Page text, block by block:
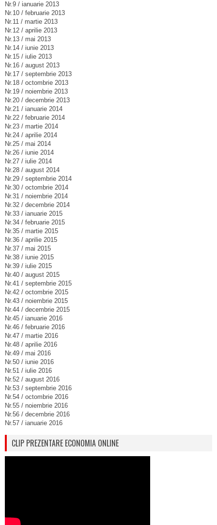
Nr.9 / ianuarie 2013
Nr.10 / februarie 2013
Nr.11 / martie 2013
Nr.12 / aprilie 2013
Nr.13 / mai 2013
Nr.14 / iunie 2013
Nr.15 / iulie 2013
Nr.16 / august 2013
Nr.17 / septembrie 2013
Nr.18 / octombrie 2013
Nr.19 / noiembrie 2013
Nr.20 / decembrie 2013
Nr.21 / ianuarie 2014
Nr.22 / februarie 2014
Nr.23 / martie 2014
Nr.24 / aprilie 2014
Nr.25 / mai 2014
Nr.26 / iunie 2014
Nr.27 / iulie 2014
Nr.28 / august 2014
Nr.29 / septembrie 2014
Nr.30 / octombrie 2014
Nr.31 / noiembrie 2014
Nr.32 / decembrie 2014
Nr.33 / ianuarie 2015
Nr.34 / februarie 2015
Nr.35 / martie 2015
Nr.36 / aprilie 2015
Nr.37 / mai 2015
Nr.38 / iunie 2015
Nr.39 / iulie 2015
Nr.40 / august 2015
Nr.41 / septembrie 2015
Nr.42 / octombrie 2015
Nr.43 / noiembrie 2015
Nr.44 / decembrie 2015
Nr.45 / ianuarie 2016
Nr.46 / februarie 2016
Nr.47 / martie 2016
Nr.48 / aprilie 2016
Nr.49 / mai 2016
Nr.50 / iunie 2016
Nr.51 / iulie 2016
Nr.52 / august 2016
Nr.53 / septembrie 2016
Nr.54 / octombrie 2016
Nr.55 / noiembrie 2016
Nr.56 / decembrie 2016
Nr.57 / ianuarie 2016
CLIP PREZENTARE ECONOMIA ONLINE